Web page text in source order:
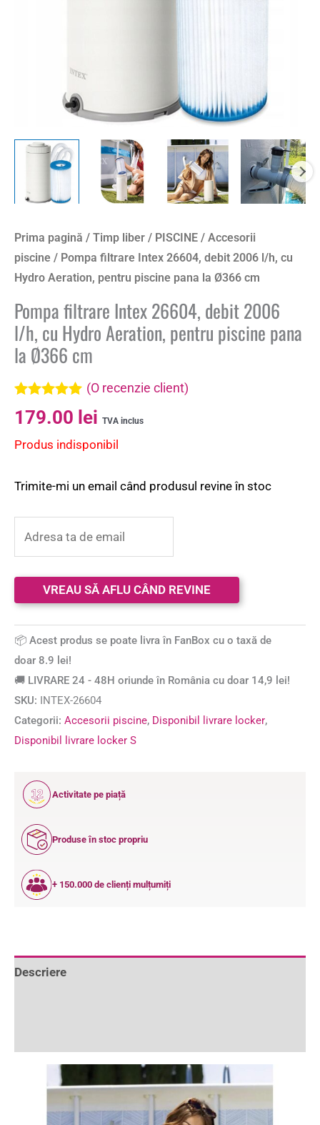
Prima pagină / Timp liber / PISCINE / Accesorii
piscine / Pompa filtrare Intex 26604, debit 2006 l/h, cu
Hydro Aeration, pentru piscine pana la Ø366 cm
Pompa filtrare Intex 26604, debit 2006
l/h, cu Hydro Aeration, pentru piscine pana
la Ø366 cm
Evaluat la
5.00din 5 pe
singure
(O recenzie client)
179.00 lei TVA inclus
Produs indisponibil
Trimite-mi un email când produsul revine în stoc
📦 Acest produs se poate livra în FanBox cu o taxă de
doar 8.9 lei!
🚚 LIVRARE 24 - 48H oriunde în România cu doar 14,9 lei!
SKU:
INTEX-26604
Categorii: Accesorii piscine, Disponibil livrare locker,
Disponibil livrare locker S
12
ANI
Activitate pe piață
Produse în stoc propriu
+ 150.000 de clienți mulțumiți
Descriere